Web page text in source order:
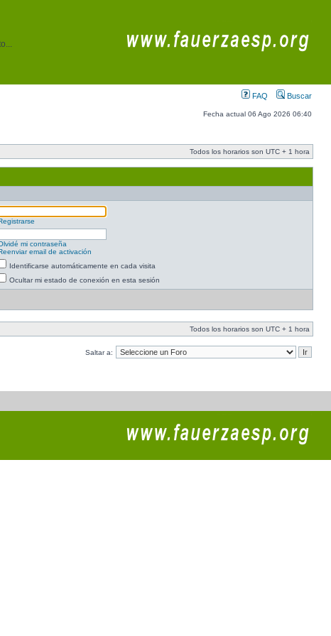
FAQ Buscar
Fecha actual 06 Ago 2026 06:40
Todos los horarios son UTC + 1 hora
mi contraseña
email de activación
Identificarse automáticamente en cada visita
Ocultar mi estado de conexión en esta sesión
Todos los horarios son UTC + 1 hora
Saltar a: